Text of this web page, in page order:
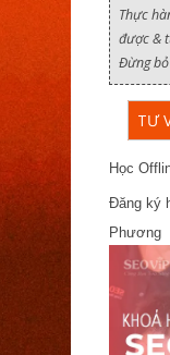
Thực
được &
Đừng
TƯ
Học
Đăng ký
Phương